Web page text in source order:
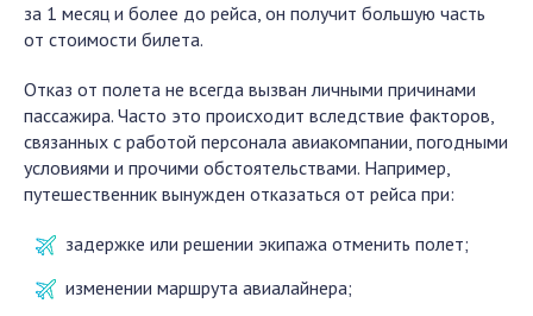
за 1 месяц и более до рейса, он получит большую часть
от стоимости билета.
Отказ от полета не всегда вызван личными причинами
пассажира. Часто это происходит вследствие факторов,
связанных с работой персонала авиакомпании, погодными
условиями и прочими обстоятельствами. Например,
путешественник вынужден отказаться от рейса при:
задержке или решении экипажа отменить полет;
изменении маршрута авиалайнера;